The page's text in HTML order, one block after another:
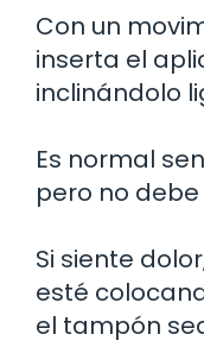
Con un
inserta el
inclinándolo
Es normal
pero no
Si siente
esté
el tampón